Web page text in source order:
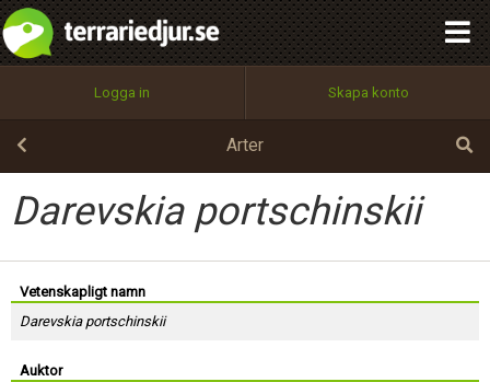
Logga in Skapa konto
Arter
Darevskia portschinskii
Vetenskapligt namn
Darevskia portschinskii
Auktor
Utför
100%
OK
integritetspolicy
Namn:
Epost:
Lösenord:
Begär nytt lösenord
Tillbaka till förstasidan